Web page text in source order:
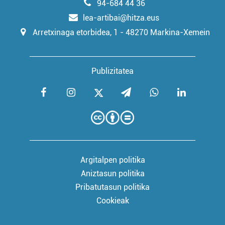
94-684 44 36
lea-artibai@hitza.eus
Arretxinaga etorbidea, 1 - 48270 Markina-Xemein
Publizitatea
Argitalpen politika
Aniztasun politika
Pribatutasun politika
Cookieak